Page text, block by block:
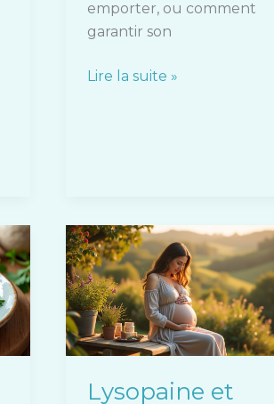
emporter, ou comment
garantir son
Lire la suite »
Lysopaine et
Lysopaine
et
grossesse
:
ce
qu’il
savoir